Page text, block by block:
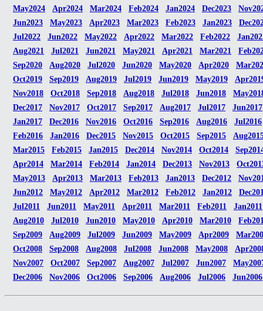
May2024
Apr2024 Mar2024 Feb2024 Jan2024 Dec2023
Jun2023
May2023 Apr2023 Mar2023 Feb2023 Jan2023
Jul2022
Jun2022 May2022 Apr2022 Mar2022 Feb2022
Aug2021
Jul2021 Jun2021 May2021 Apr2021 Mar2021
Sep2020
Aug2020 Jul2020 Jun2020 May2020 Apr2020
Oct2019
Sep2019 Aug2019 Jul2019 Jun2019 May2019
Nov2018
Oct2018 Sep2018 Aug2018 Jul2018 Jun2018
Dec2017
Nov2017 Oct2017 Sep2017 Aug2017 Jul2017
Jun2017
Jan2017
Dec2016 Nov2016 Oct2016 Sep2016 Aug2016
Jul2016
Feb2016
Jan2016 Dec2015 Nov2015 Oct2015 Sep2015
Mar2015
Feb2015 Jan2015 Dec2014 Nov2014 Oct2014
Apr2014
Mar2014 Feb2014 Jan2014 Dec2013 Nov2013
May2013
Apr2013 Mar2013 Feb2013 Jan2013 Dec2012
Jun2012
May2012 Apr2012 Mar2012 Feb2012 Jan2012
Jul2011
Jun2011 May2011 Apr2011 Mar2011 Feb2011
Jan2011
Aug2010
Jul2010 Jun2010 May2010 Apr2010 Mar2010
Sep2009
Aug2009 Jul2009 Jun2009 May2009 Apr2009
Oct2008
Sep2008 Aug2008 Jul2008 Jun2008 May2008
Nov2007
Oct2007 Sep2007 Aug2007 Jul2007 Jun2007
Dec2006
Nov2006 Oct2006 Sep2006 Aug2006 Jul2006 Jun2006